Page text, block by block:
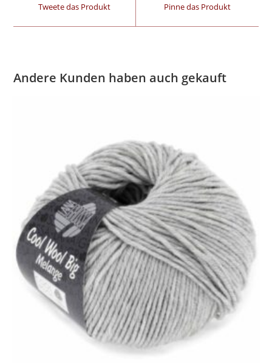
Tweete das Produkt Pinne das Produkt
Andere Kunden haben auch gekauft